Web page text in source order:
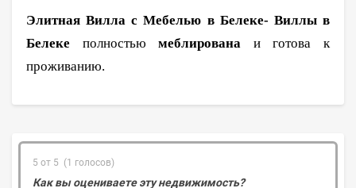
Элитная Вилла с Мебелью в Белеке- Виллы в
Белеке полностьюмеблирована и готова к
проживанию.
5 от 5 (1 голосов)
Как вы оцениваете эту недвижимость?